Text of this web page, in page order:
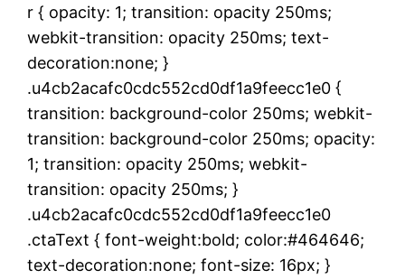
r { opacity: 1; transition: opacity 250ms;
webkit-transition: opacity 250ms; text-
decoration:none; }
.u4cb2acafc0cdc552cd0df1a9feecc1e0 {
transition: background-color 250ms; webkit-
transition: background-color 250ms; opacity:
1; transition: opacity 250ms; webkit-
transition: opacity 250ms; }
.u4cb2acafc0cdc552cd0df1a9feecc1e0
.ctaText { font-weight:bold; color:#464646;
text-decoration:none; font-size: 16px; }